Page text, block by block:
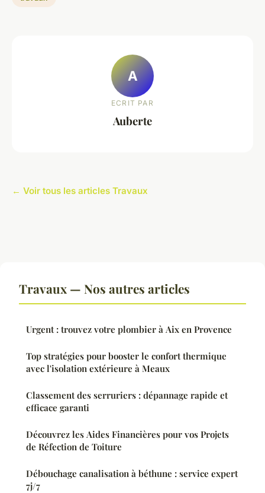
A
ECRIT PAR
Auberte
← Voir tous les articles Travaux
Travaux — Nos autres articles
Urgent : trouvez votre plombier à Aix en Provence
Top stratégies pour booster le confort thermique
avec l'isolation extérieure à Meaux
Classement des serruriers : dépannage rapide et
efficace garanti
Découvrez les Aides Financières pour vos Projets
de Réfection de Toiture
Débouchage canalisation à béthune : service expert
7j/7